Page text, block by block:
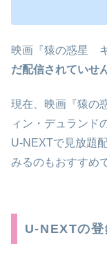
映画『猿の惑星
だ配信されていせ
現在、映画『猿の
ィン・デュランド
U-NEXTで見放題
みるのもおすすめ
U-NEXTの